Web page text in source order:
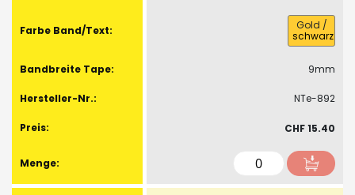
Gold /
schwarz
9mm
NTe-892
CHF 15.40